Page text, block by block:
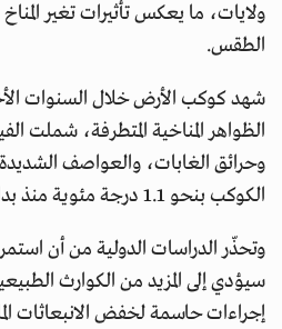
ولايات، ما يعكس تأثيرات تغير
الطقس.
شهد كوكب الأرض خلال السنوات
الظواهر المناخية المتطرفة، شملت
وحرائق الغابات، والعواصف
الكوكب بنحو 1.1 درجة مئوية منذ بداية الثورة الصناعية.
وتحذّر الدراسات الدولية من أن
سيؤدي إلى المزيد من الكوارث
إجراءات حاسمة لخفض الانبعاثات